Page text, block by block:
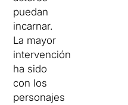
puedan
incarnar.
La mayor
intervención
ha sido
con los
personajes